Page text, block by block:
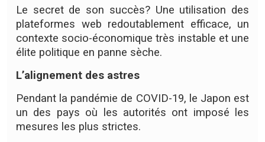
Le secret de son succès? Une utilisation des
plateformes web redoutablement efficace, un
contexte socio-économique très instable et une
élite politique en panne sèche.
L’alignement des astres
Pendant la pandémie de COVID-19, le Japon est
un des pays où les autorités ont imposé les
mesures les plus strictes.